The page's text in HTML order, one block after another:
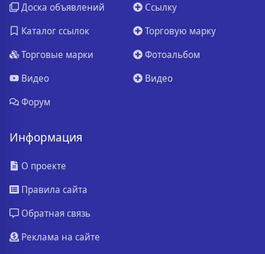
Доска объявлений
Каталог ссылок
Торговые марки
Видео
Форум
Ссылку
Торговую марку
Фотоальбом
Видео
Информация
О проекте
Правила сайта
Обратная связь
Реклама на сайте